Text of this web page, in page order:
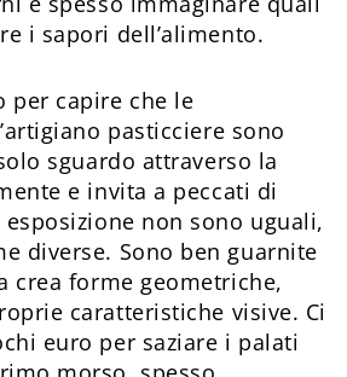
i sapori dell’alimento.
per capire che le
pasticciere sono
sguardo attraverso la
e invita a peccati di
non sono uguali,
diverse. Sono ben guarnite
crea forme geometriche,
caratteristiche visive. Ci
euro per saziare i palati